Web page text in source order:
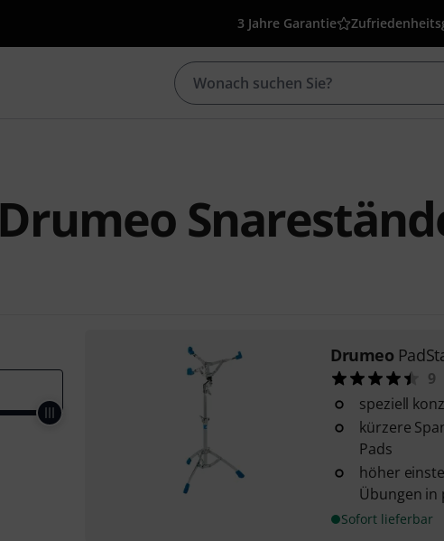
3 Jahre Garantie
Drumeo
Drumeo
9
speziell
kürzere
Pads
höher
Übungen in
Sofort lieferbar